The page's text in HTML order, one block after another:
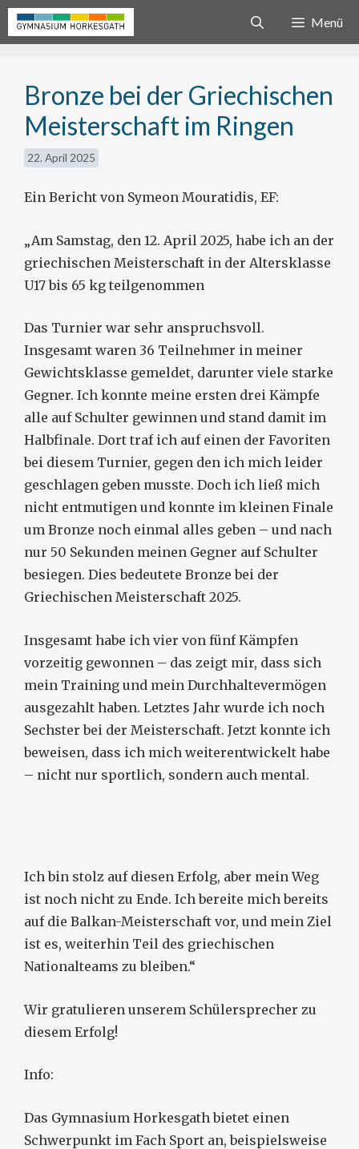
Zum
Inhalt
Menü
Bronze bei der Griechischen
Meisterschaft im Ringen
22. April 2025
Ein Bericht von Symeon Mouratidis, EF:
„Am Samstag, den 12. April 2025, habe ich an der
griechischen Meisterschaft in der Altersklasse
U17 bis 65 kg teilgenommen
Das Turnier war sehr anspruchsvoll.
Insgesamt waren 36 Teilnehmer in meiner
Gewichtsklasse gemeldet, darunter viele starke
Gegner. Ich konnte meine ersten drei Kämpfe
alle auf Schulter gewinnen und stand damit im
Halbfinale. Dort traf ich auf einen der Favoriten
bei diesem Turnier, gegen den ich mich leider
geschlagen geben musste. Doch ich ließ mich
nicht entmutigen und konnte im kleinen Finale
um Bronze noch einmal alles geben – und nach
nur 50 Sekunden meinen Gegner auf Schulter
besiegen. Dies bedeutete Bronze bei der
Griechischen Meisterschaft 2025.
Insgesamt habe ich vier von fünf Kämpfen
vorzeitig gewonnen – das zeigt mir, dass sich
mein Training und mein Durchhaltevermögen
ausgezahlt haben. Letztes Jahr wurde ich noch
Sechster bei der Meisterschaft. Jetzt konnte ich
beweisen, dass ich mich weiterentwickelt habe
– nicht nur sportlich, sondern auch mental.
Ich bin stolz auf diesen Erfolg, aber mein Weg
ist noch nicht zu Ende. Ich bereite mich bereits
auf die Balkan-Meisterschaft vor, und mein Ziel
ist es, weiterhin Teil des griechischen
Nationalteams zu bleiben.“
Wir gratulieren unserem Schülersprecher zu
diesem Erfolg!
Info:
Das Gymnasium Horkesgath bietet einen
Schwerpunkt im Fach Sport an, beispielsweise